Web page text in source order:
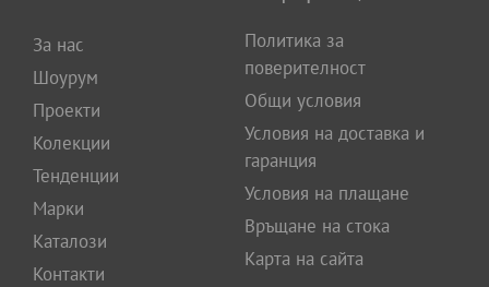
За нас
Шоурум
Проекти
Колекции
Тенденции
Марки
Каталози
Контакти
Политика за
поверителност
Общи условия
Условия на доставка и
гаранция
Условия на плащане
Връщане на стока
Карта на сайта